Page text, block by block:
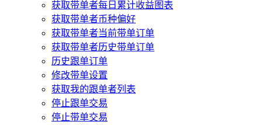
获取带单者每日累计收益图表
获取带单者币种偏好
获取带单者当前带单订单
获取带单者历史带单订单
历史跟单订单
修改带单设置
获取我的跟单者列表
停止跟单交易
停止带单交易